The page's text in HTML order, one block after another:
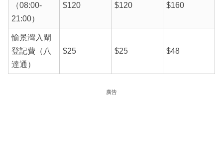
（08:00-
21:00）
$120 $120 $160
愉景灣入閘
登記費（八
達通）
$25 $25 $48
廣告